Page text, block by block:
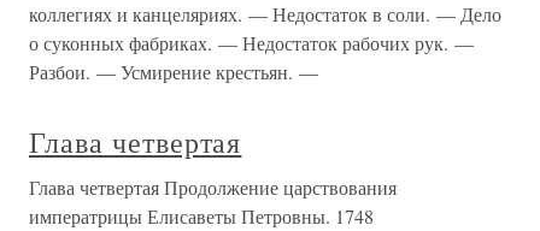
коллегиях и канцеляриях. — Недостаток в соли. — Дело
о суконных фабриках. — Недостаток рабочих рук. —
Разбои. — Усмирение крестьян. —
Глава четвертая
Глава четвертая Продолжение царствования
императрицы Елисаветы Петровны. 1748